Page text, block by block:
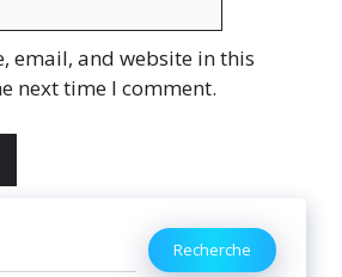
email, and website in this
next time I comment.
Recherche